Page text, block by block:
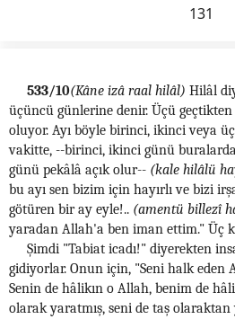
131
533/10(Kâne izâ raal hilâl) Hilâl
üçüncü günlerine denir. Üçü
oluyor. Ayı böyle birinci, ikinci veya
vakitte, --birinci, ikinci günü
günü pekâlâ açık olur-- (kale hilâlü
bu ayı sen bizim için hayırlı ve bizi
götüren bir ay eyle!.. (amentü billezî
yaradan Allah'a ben iman ettim." Üç
Şimdi "Tabiat icadı!" diyerekten
gidiyorlar. Onun için, "Seni halk eden
Senin de hâlikın o Allah, benim de
olarak yaratmış, seni de taş olaraktan